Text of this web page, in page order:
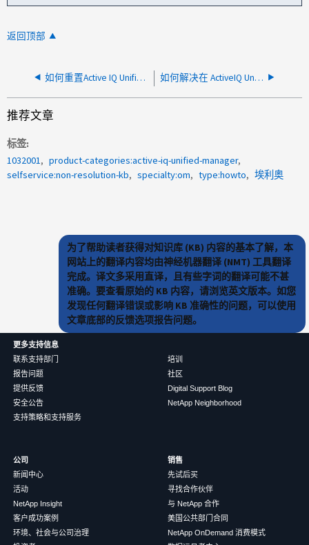
返回顶部
如何重置Active IQ Unified Manager vApp的维护用户密码 如何解决在 ActiveIQ Unified Manager 中查询时间服务器时出现的连接被拒绝消息
推荐文章
标签
1032001
product-categories:active-iq-unified-manager
selfservice:non-resolution-kb
specialty:om type:howto 埃利奥
为了帮助读者获得对知识库 (KB) 内容的基本了解，本
网站上的翻译内容均由神经机器翻译 (NMT) 工具翻译
完成。译文多采用直译，且有些字词的翻译可能不甚
准确。要查看原始的 KB 内容，请浏览英文版本。如您
发现任何翻译错误或影响 KB 准确性的问题，可以使用
文章底部的反馈选项报告问题。
更多支持信息
联系支持部门
报告问题
提供反馈
安全公告
支持策略和支持服务
培训
社区
Digital Support Blog
NetApp Neighborhood
公司
新闻中心
活动
NetApp Insight
客户成功案例
环境、社会与公司治理
销售
先试后买
寻找合作伙伴
与 NetApp 合作
美国公共部门合同
NetApp OnDemand 消费模式